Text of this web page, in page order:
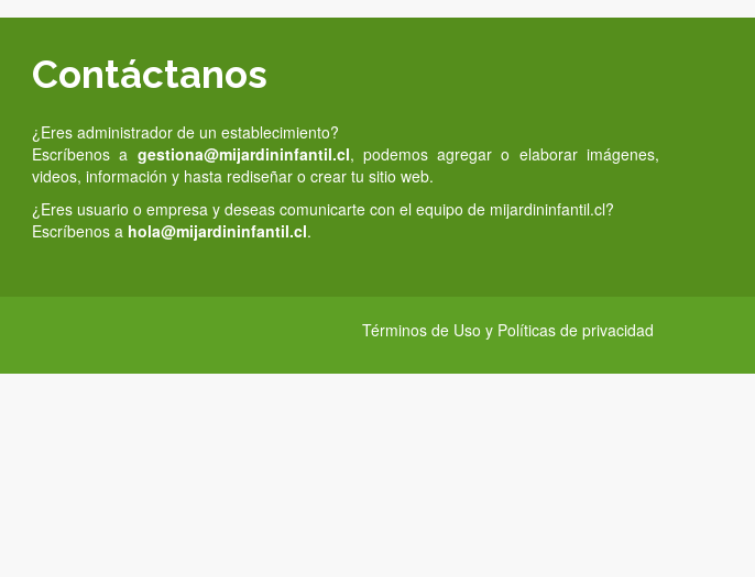
Contáctanos
¿Eres administrador de un establecimiento?
Escríbenos a gestiona@mijardininfantil.cl, podemos agregar o elaborar imágenes,
videos, información y hasta rediseñar o crear tu sitio web.
¿Eres usuario o empresa y deseas comunicarte con el equipo de mijardininfantil.cl?
Escríbenos a hola@mijardininfantil.cl.
Términos de Uso y Políticas de privacidad